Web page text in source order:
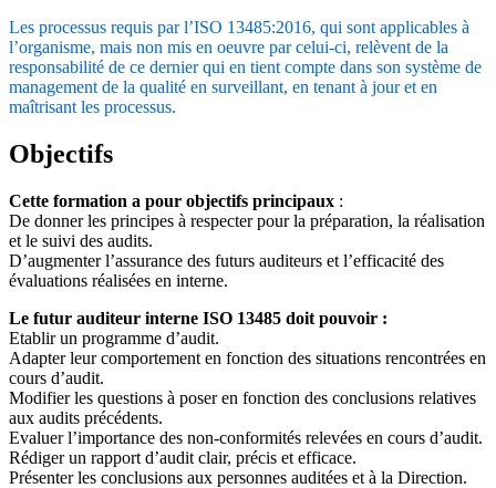
Les processus requis par l’ISO 13485:2016, qui sont applicables à
l’organisme, mais non mis en oeuvre par celui-ci, relèvent de la
responsabilité de ce dernier qui en tient compte dans son système de
management de la qualité en surveillant, en tenant à jour et en
maîtrisant les processus.
Objectifs
Cette formation a pour objectifs principaux :
De donner les principes à respecter pour la préparation, la réalisation
et le suivi des audits.
D’augmenter l’assurance des futurs auditeurs et l’efficacité des
évaluations réalisées en interne.
Le futur auditeur interne ISO 13485 doit pouvoir :
Etablir un programme d’audit.
Adapter leur comportement en fonction des situations rencontrées en
cours d’audit.
Modifier les questions à poser en fonction des conclusions relatives
aux audits précédents.
Evaluer l’importance des non-conformités relevées en cours d’audit.
Rédiger un rapport d’audit clair, précis et efficace.
Présenter les conclusions aux personnes auditées et à la Direction.